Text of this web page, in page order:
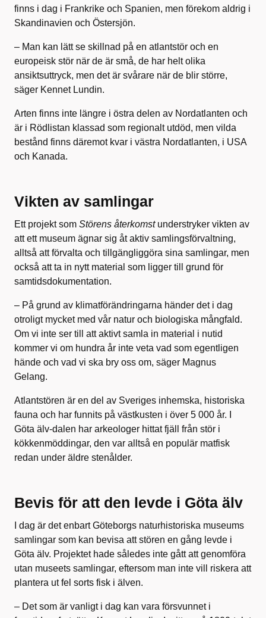
finns i dag i Frankrike och Spanien, men förekom aldrig i
Skandinavien och Östersjön.
– Man kan lätt se skillnad på en atlantstör och en
europeisk stör när de är små, de har helt olika
ansiktsuttryck, men det är svårare när de blir större,
säger Kennet Lundin.
Arten finns inte längre i östra delen av Nordatlanten och
är i Rödlistan klassad som regionalt utdöd, men vilda
bestånd finns däremot kvar i västra Nordatlanten, i USA
och Kanada.
Vikten av samlingar
Ett projekt som Störens återkomstunderstryker vikten av
att ett museum ägnar sig åt aktiv samlingsförvaltning,
alltså att förvalta och tillgängliggöra sina samlingar, men
också att ta in nytt material som ligger till grund för
samtidsdokumentation.
– På grund av klimatförändringarna händer det i dag
otroligt mycket med vår natur och biologiska mångfald.
Om vi inte ser till att aktivt samla in material i nutid
kommer vi om hundra år inte veta vad som egentligen
hände och vad vi ska bry oss om, säger Magnus
Gelang.
Atlantstören är en del av Sveriges inhemska, historiska
fauna och har funnits på västkusten i över 5 000 år. I
Göta älv-dalen har arkeologer hittat fjäll från stör i
kökkenmöddingar, den var alltså en populär matfisk
redan under äldre stenålder.
Bevis för att den levde i Göta älv
I dag är det enbart Göteborgs naturhistoriska museums
samlingar som kan bevisa att stören en gång levde i
Göta älv. Projektet hade således inte gått att genomföra
utan museets samlingar, eftersom man inte vill riskera att
plantera ut fel sorts fisk i älven.
– Det som är vanligt i dag kan vara försvunnet i